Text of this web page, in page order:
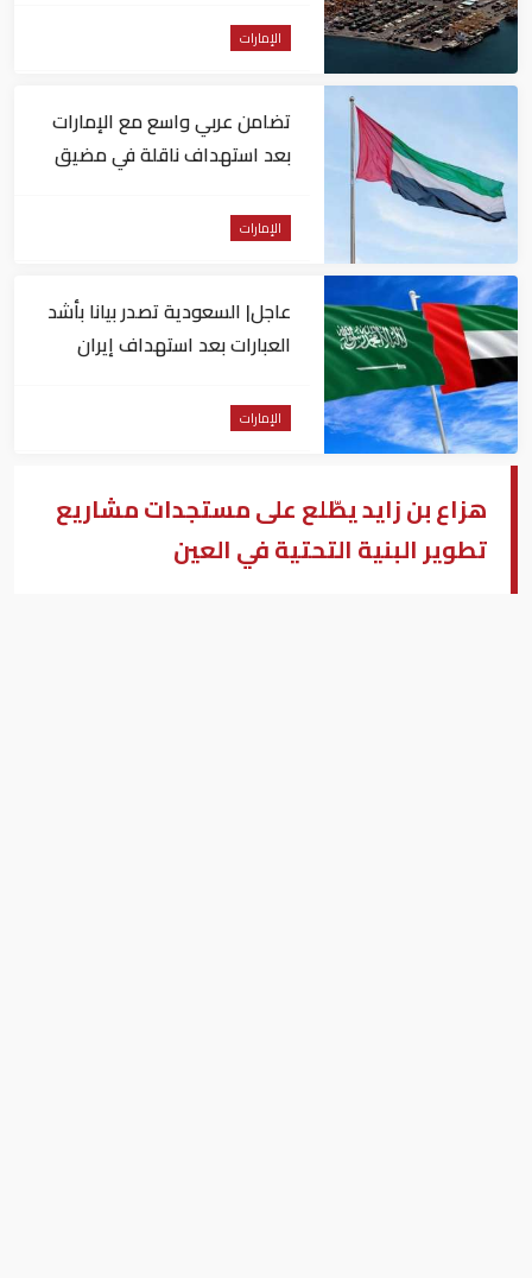
الإمارات
تضامن عربي واسع مع الإمارات
بعد استهداف ناقلة في مضيق
الإمارات
عاجل| السعودية تصدر بيانا بأشد
العبارات بعد استهداف إيران
الإمارات
هزاع بن زايد يطّلع على مستجدات مشاريع
تطوير البنية التحتية في العين